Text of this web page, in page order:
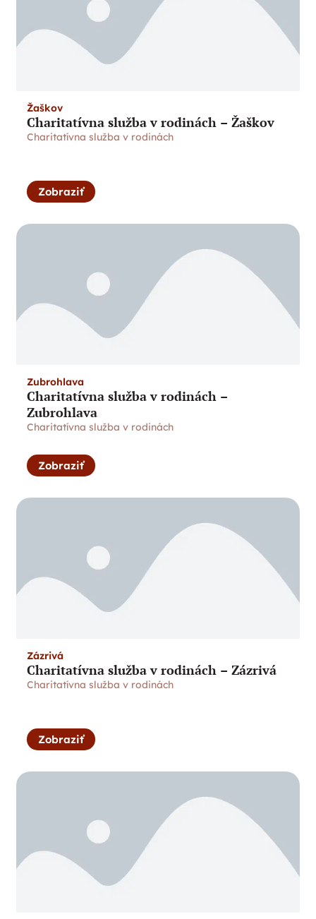
Žaškov
Charitatívna služba v rodinách – Žaškov
Charitatívna služba v rodinách
Zobraziť
Zubrohlava
Charitatívna služba v rodinách –
Zubrohlava
Charitatívna služba v rodinách
Zobraziť
Zázrivá
Charitatívna služba v rodinách – Zázrivá
Charitatívna služba v rodinách
Zobraziť